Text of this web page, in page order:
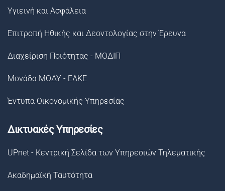
Υγιεινή και Ασφάλεια
Επιτροπή Ηθικής και Δεοντολογίας στην Έρευνα
Διαχείριση Ποιότητας - ΜΟΔΙΠ
Μονάδα ΜΟΔΥ - ΕΛΚΕ
Έντυπα Οικονομικής Υπηρεσίας
Δικτυακές Υπηρεσίες
UPnet - Κεντρική Σελίδα των Υπηρεσιών Τηλεματικής
Ακαδημαϊκή Ταυτότητα